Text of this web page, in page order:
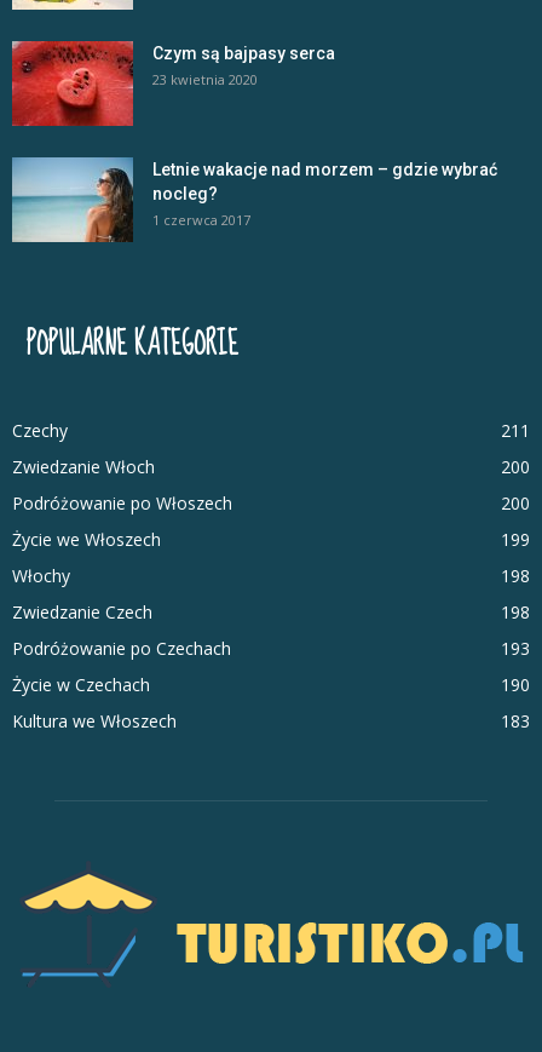
Czym są bajpasy serca
23 kwietnia 2020
Letnie wakacje nad morzem – gdzie wybrać
nocleg?
1 czerwca 2017
POPULARNE KATEGORIE
Czechy
211
Zwiedzanie Włoch
200
Podróżowanie po Włoszech
200
Życie we Włoszech
199
Włochy
198
Zwiedzanie Czech
198
Podróżowanie po Czechach
193
Życie w Czechach
190
Kultura we Włoszech
183